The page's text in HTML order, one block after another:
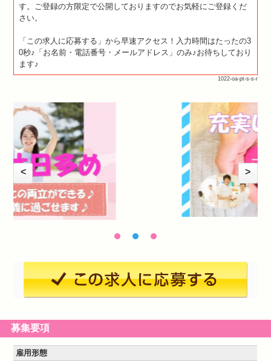
す。ご登録の方限定で公開しておりますのでお気軽にご登録くだ
さい。
「この求人に応募する」から早速アクセス！入力時間はたったの3
0秒♪「お名前・電話番号・メールアドレス」のみ♪お待ちしており
ます♪
1022-oa-pt-s-s-r
< >
募集要項
雇用形態